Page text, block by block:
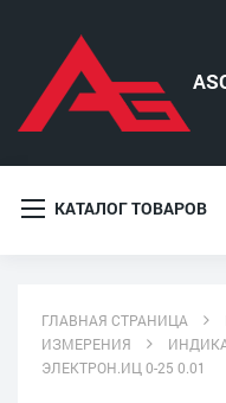
КАТАЛОГ ТОВАРОВ
ГЛАВНАЯ СТРАНИЦА
ИЗМЕРЕНИЯ
ЭЛЕКТРОН.ИЦ 0-25 0.01